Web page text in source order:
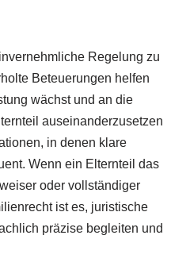
Regelung zu
Beteuerungen helfen
wächst und an die
auseinanderzusetzen
in denen klare
Wenn ein Elternteil das
oder vollständiger
ist es, juristische
präzise begleiten und